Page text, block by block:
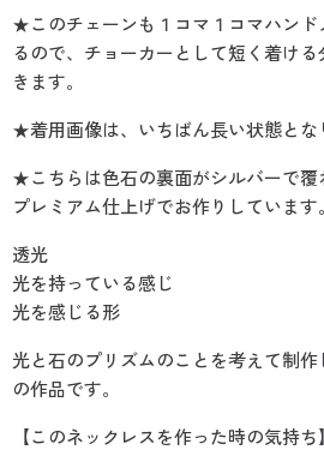
★このチェーンも１コマ１コマハンド
るので、チョーカーとして短く着け
きます。
★着用画像は、いちばん長い状態とな
★こちらは色石の裏面がシルバーで覆
プレミアム仕上げでお作りしています。
透光
光を持っている感じ
光を感じる形
光と石のプリズムのことを考えて制
の作品です。
【このネックレスを作った時の気持ち】